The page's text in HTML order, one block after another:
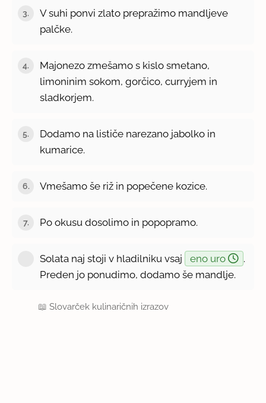
3.
V suhi ponvi zlato prepražimo mandljeve
palčke.
4.
Majonezo zmešamo s kislo smetano,
limoninim sokom, gorčico, curryjem in
sladkorjem.
5.
Dodamo na lističe narezano jabolko in
kumarice.
6. Vmešamo še riž in popečene kozice.
7. Po okusu dosolimo in popopramo.
Solata naj stoji v hladilniku vsaj eno uro
.
Preden jo ponudimo, dodamo še mandlje.
📖Slovarček kulinaričnih izrazov